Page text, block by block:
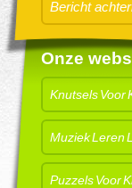
Bericht
Onze
Knutsels Voor
Muziek Leren
Puzzels Voor